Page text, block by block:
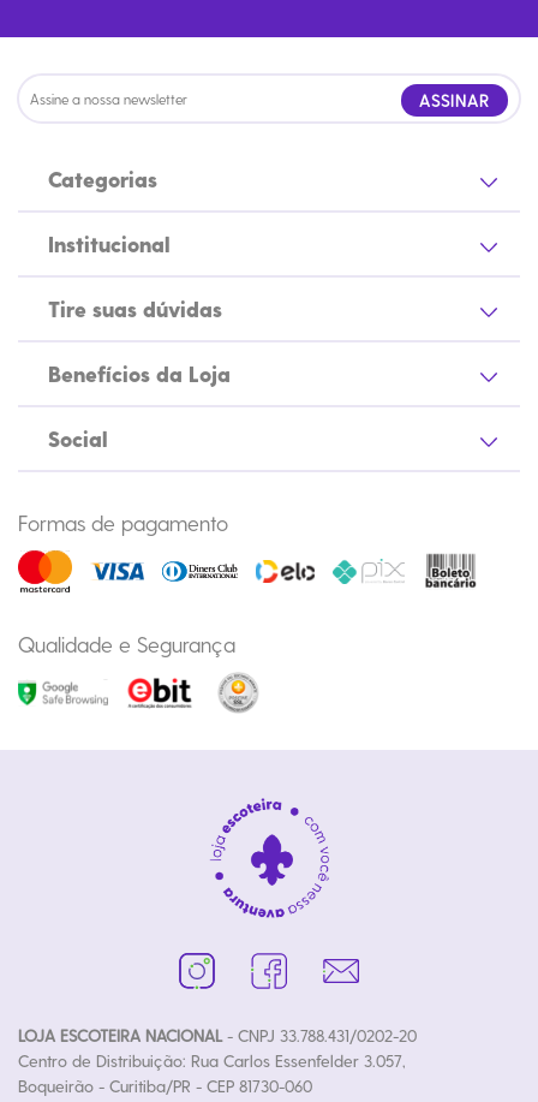
ASSINAR
Categorias
Institucional
Tire suas dúvidas
Benefícios da Loja
Social
Formas de pagamento
Qualidade e Segurança
LOJA ESCOTEIRA NACIONAL- CNPJ 33.788.431/0202-20
Centro de Distribuição: Rua Carlos Essenfelder 3.057,
Boqueirão - Curitiba/PR - CEP 81730-060